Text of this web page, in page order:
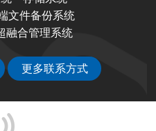
文件备份系统
融合管理系统
更多联系方式